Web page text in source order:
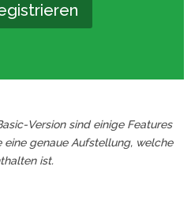
Version sind einige Features
eine genaue Aufstellung, welche
ist.